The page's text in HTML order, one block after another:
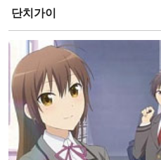
단치가이